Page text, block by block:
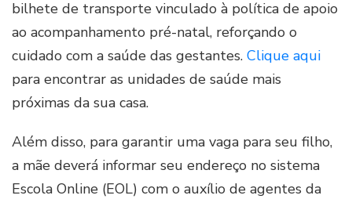
bilhete de transporte vinculado à política de apoio
ao acompanhamento pré-natal, reforçando o
cuidado com a saúde das gestantes. Clique aqui
para encontrar as unidades de saúde mais
próximas da sua casa.
Além disso, para garantir uma vaga para seu filho,
a mãe deverá informar seu endereço no sistema
Escola Online (EOL) com o auxílio de agentes da